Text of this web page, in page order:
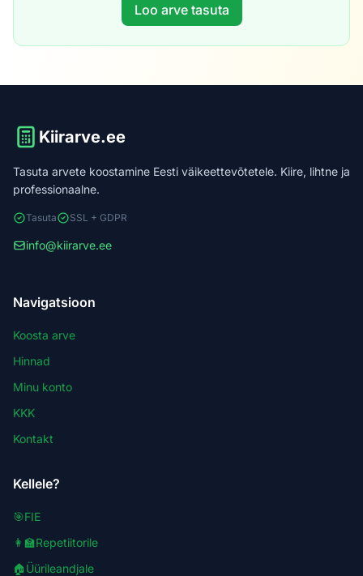
Loo arve tasuta
Kiirarve.ee
Tasuta arvete koostamine Eesti väikeettevõtetele. Kiire, lihtne ja
professionaalne.
Tasuta SSL + GDPR
info@kiirarve.ee
Navigatsioon
Koosta arve
Hinnad
Minu konto
KKK
Kontakt
Kellele?
🎯FIE
👩‍🏫Repetiitorile
🏠Üürileandjale